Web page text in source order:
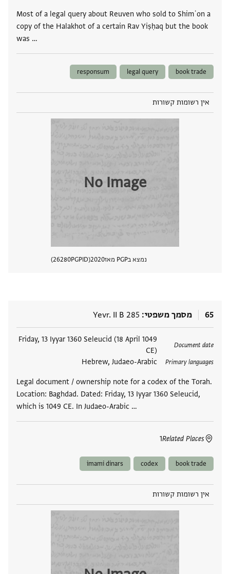
Most of a legal query about Reuven who sold to Shimʿon a
copy of the Halakhot of a certain Rav Yiṣḥaq but the book
was …
book trade
legal query
responsum
אין רשומות קשורות
No Image
נמצא בPGP מאז 2020
PGPID
26280
65 מסמך משפטי Yevr. II B 285
Document date
Friday, 13 Iyyar 1360 Seleucid (18 April 1049
CE)
Primary languages
Hebrew, Judaeo-Arabic
Legal document / ownership note for a codex of the Torah.
Location: Baghdad. Dated: Friday, 13 Iyyar 1360 Seleucid,
which is 1049 CE. In Judaeo-Arabic …
Related Places
1
book trade
codex
imami dinars
אין רשומות קשורות